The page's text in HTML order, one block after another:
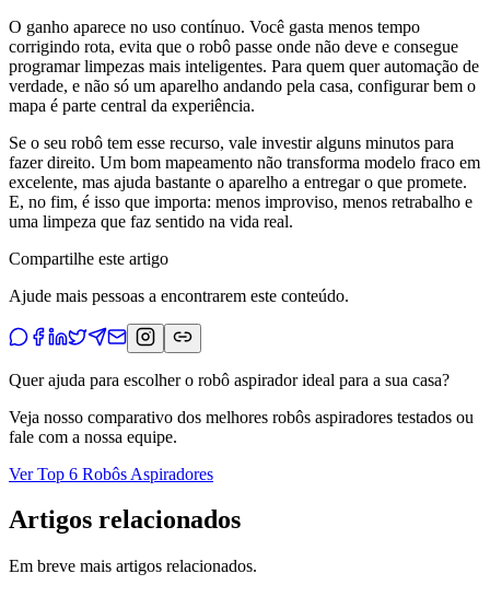
O ganho aparece no uso contínuo. Você gasta menos tempo
corrigindo rota, evita que o robô passe onde não deve e consegue
programar limpezas mais inteligentes. Para quem quer automação de
verdade, e não só um aparelho andando pela casa, configurar bem o
mapa é parte central da experiência.
Se o seu robô tem esse recurso, vale investir alguns minutos para
fazer direito. Um bom mapeamento não transforma modelo fraco em
excelente, mas ajuda bastante o aparelho a entregar o que promete.
E, no fim, é isso que importa: menos improviso, menos retrabalho e
uma limpeza que faz sentido na vida real.
Compartilhe este artigo
Ajude mais pessoas a encontrarem este conteúdo.
Quer ajuda para escolher o robô aspirador ideal para a sua casa?
Veja nosso comparativo dos melhores robôs aspiradores testados ou
fale com a nossa equipe.
Ver Top 6 Robôs Aspiradores
Artigos relacionados
Em breve mais artigos relacionados.